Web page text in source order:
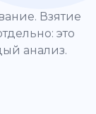
Взятие
это
анализ.